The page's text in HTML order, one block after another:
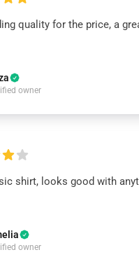
quality for the price, a
owner
shirt, looks good with
owner